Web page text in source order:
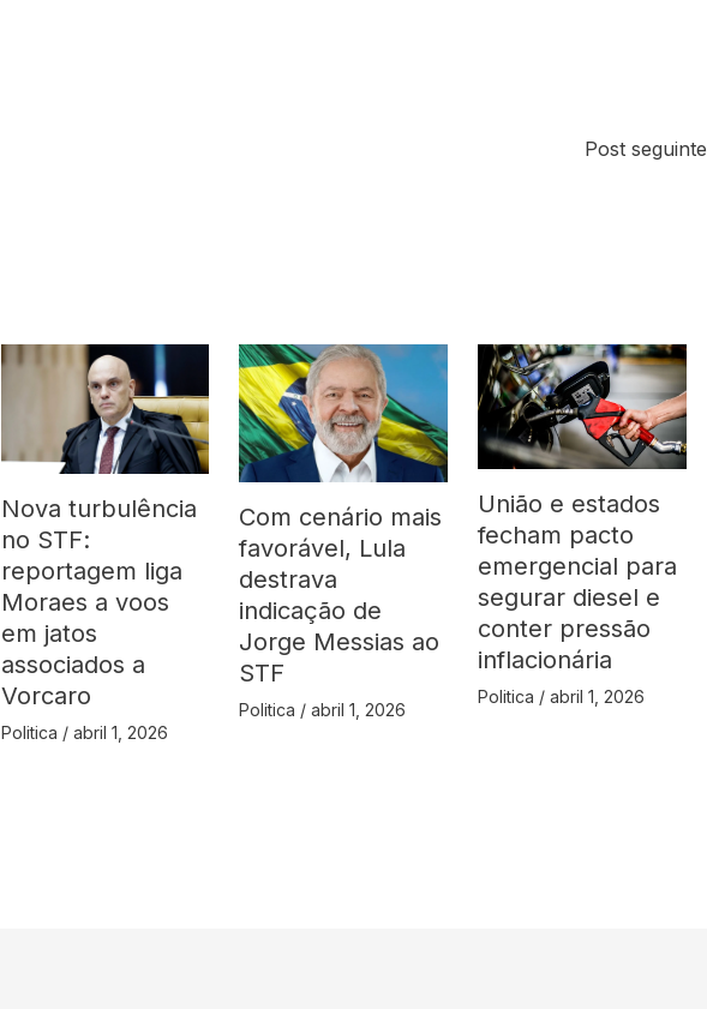
Post seguinte
Nova turbulência
no STF:
reportagem liga
Moraes a voos
em jatos
associados a
Vorcaro
Politica / abril 1, 2026
Com cenário mais
favorável, Lula
destrava
indicação de
Jorge Messias ao
STF
Politica /abril 1, 2026
União e estados
fecham pacto
emergencial para
segurar diesel e
conter pressão
inflacionária
Politica /abril 1, 2026